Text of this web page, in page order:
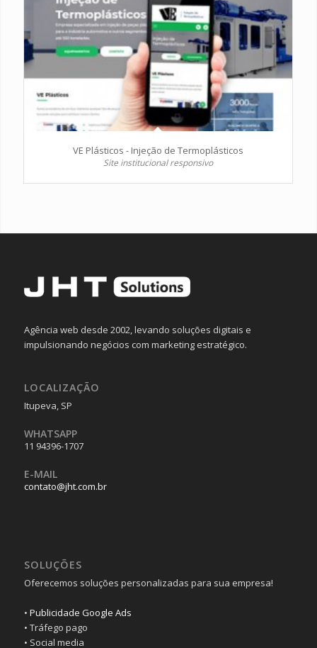
VE Plásticos - Injeção de Termoplásticos
Site institucional responsivo
Agência web desde 2002, levando soluções digitais e
impulsionando negócios com marketing estratégico.
LOCALIZAÇÃO
Itupeva, SP
WHATSAPP
11 94396-1707
E-MAIL
contato@jht.com.br
SOLUÇÕES
Oferecemos soluções personalizadas para sua empresa!
• Publicidade Google Ads
• Tráfego pago
• Social media